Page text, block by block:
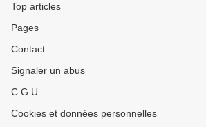
Top articles
Pages
Contact
Signaler un abus
C.G.U.
Cookies et données personnelles